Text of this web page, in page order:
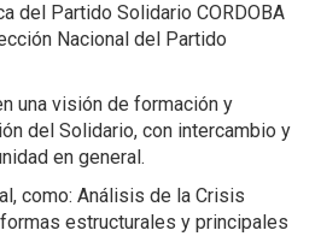
del Partido Solidario CORDOBA
Nacional del Partido
una visión de formación y
del Solidario, con intercambio y
en general.
como: Análisis de la Crisis
estructurales y principales